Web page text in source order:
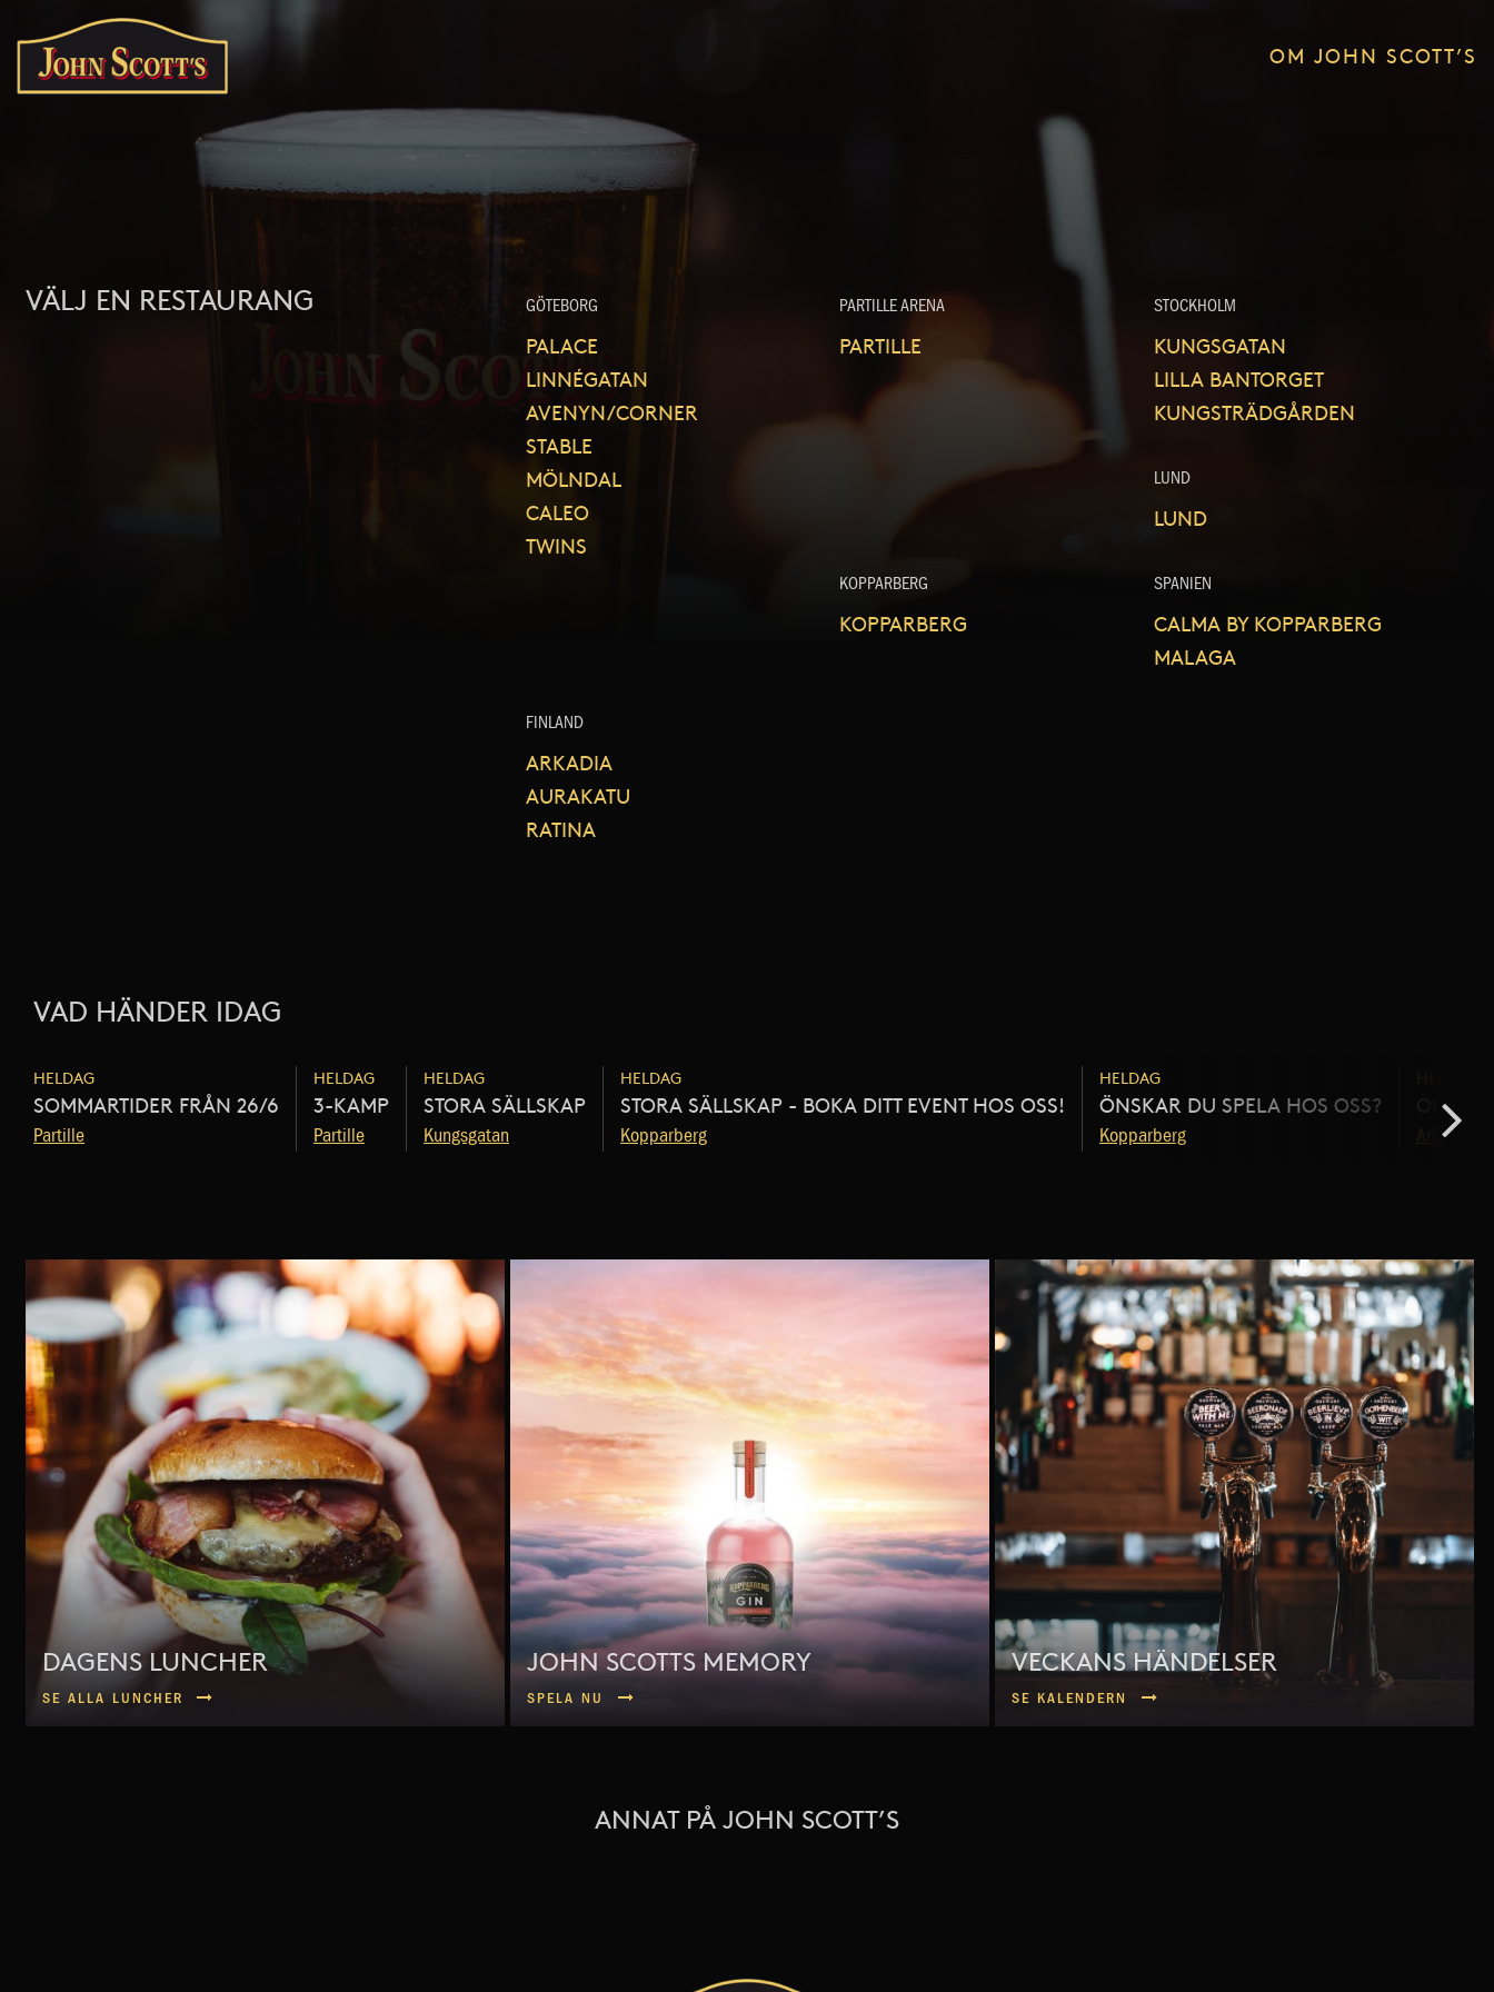
OM JOHN SCOTT’S
VÄLJ EN RESTAURANG GÖTEBORG
PALACE
LINNÉGATAN
AVENYN/CORNER
STABLE
MÖLNDAL
CALEO
TWINS
PARTILLE ARENA
PARTILLE
STOCKHOLM
KUNGSGATAN
LILLA BANTORGET
KUNGSTRÄDGÅRDEN
LUND
LUND
KOPPARBERG
KOPPARBERG
SPANIEN
CALMA BY KOPPARBERG
MALAGA
FINLAND
ARKADIA
AURAKATU
RATINA
VAD HÄNDER IDAG
HELDAG
SOMMARTIDER FRÅN 26/6
Partille
HELDAG
3-KAMP
Partille
HELDAG
STORA SÄLLSKAP
Kungsgatan
HELDAG
STORA SÄLLSKAP - BOKA DITT EVENT HOS OSS!
Kopparberg
HELDAG
ÖNSKAR DU SPELA HOS OSS?
Kopparberg
OUR
Arkadia
DAGENS LUNCHER
SE ALLA LUNCHER
JOHN SCOTTS MEMORY
SPELA NU
VECKANS HÄNDELSER
SE KALENDERN
ANNAT PÅ JOHN SCOTT’S